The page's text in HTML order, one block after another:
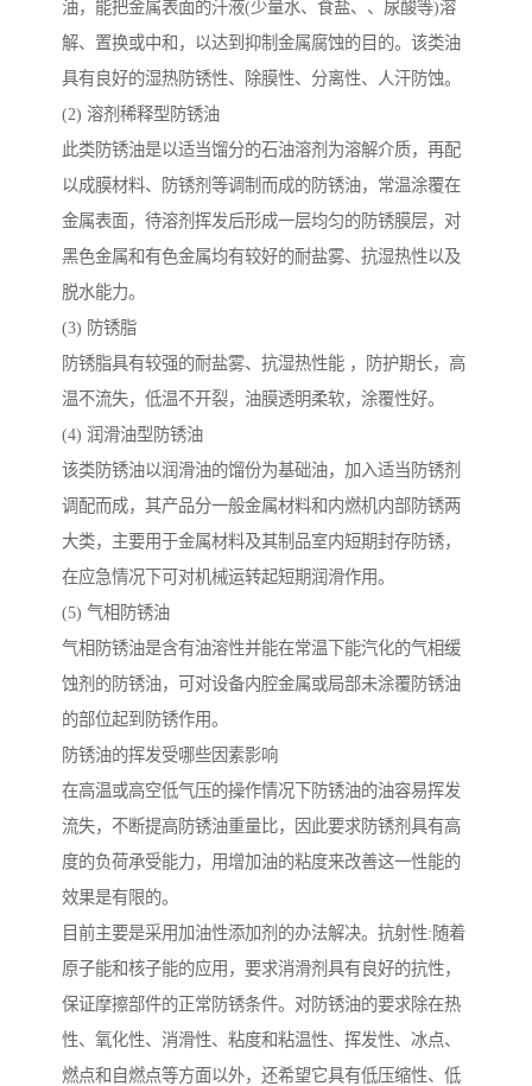
油，能把金属表面的汗液(少量水、食盐、、尿酸等)溶
解、置换或中和，以达到抑制金属腐蚀的目的。该类油
具有良好的湿热防锈性、除膜性、分离性、人汗防蚀。
(2) 溶剂稀释型防锈油
此类防锈油是以适当馏分的石油溶剂为溶解介质，再配
以成膜材料、防锈剂等调制而成的防锈油，常温涂覆在
金属表面，待溶剂挥发后形成一层均匀的防锈膜层，对
黑色金属和有色金属均有较好的耐盐雾、抗湿热性以及
脱水能力。
(3) 防锈脂
防锈脂具有较强的耐盐雾、抗湿热性能 ，防护期长，高
温不流失，低温不开裂，油膜透明柔软，涂覆性好。
(4) 润滑油型防锈油
该类防锈油以润滑油的馏份为基础油，加入适当防锈剂
调配而成，其产品分一般金属材料和内燃机内部防锈两
大类，主要用于金属材料及其制品室内短期封存防锈，
在应急情况下可对机械运转起短期润滑作用。
(5) 气相防锈油
气相防锈油是含有油溶性并能在常温下能汽化的气相缓
蚀剂的防锈油，可对设备内腔金属或局部未涂覆防锈油
的部位起到防锈作用。
防锈油的挥发受哪些因素影响
在高温或高空低气压的操作情况下防锈油的油容易挥发
流失，不断提高防锈油重量比，因此要求防锈剂具有高
度的负荷承受能力，用增加油的粘度来改善这一性能的
效果是有限的。
目前主要是采用加油性添加剂的办法解决。抗射性:随着
原子能和核子能的应用，要求消滑剂具有良好的抗性，
保证摩擦部件的正常防锈条件。对防锈油的要求除在热
性、氧化性、消滑性、粘度和粘温性、挥发性、冰点、
燃点和自燃点等方面以外，还希望它具有低压缩性、低